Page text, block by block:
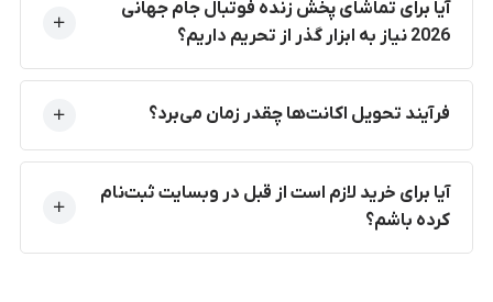
آیا برای تماشای پخش زنده فوتبال جام جهانی
2026 نیاز به ابزار گذر از تحریم داریم؟
فرآیند تحویل اکانت‌ها چقدر زمان می‌برد؟
آیا برای خرید لازم است از قبل در وبسایت ثبت‌نام
کرده باشم؟